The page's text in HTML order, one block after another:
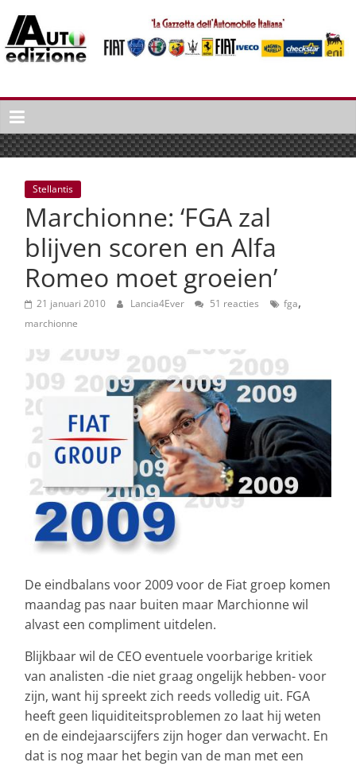
naar
inhoud
Auto
Edizione
La
Gazetta
dell'Automobile
Italiana
Italiaans
autonieuws
lifestyle
Stellantis
Marchionne: ‘FGA zal
blijven scoren en Alfa
Romeo moet groeien’
21 januari 2010 Lancia4Ever 51 reacties fga,
marchionne
De eindbalans voor 2009 voor de Fiat groep komen
maandag pas naar buiten maar Marchionne wil
alvast een compliment uitdelen.
Blijkbaar wil de CEO eventuele voorbarige kritiek
van analisten -die niet graag ongelijk hebben- voor
zijn, want hij spreekt zich reeds volledig uit. FGA
heeft geen liquiditeitsproblemen zo laat hij weten
en de eindejaarscijfers zijn hoger dan verwacht. En
dat is nog maar het begin van de man met een